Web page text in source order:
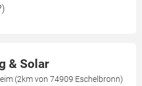
& Solar
(2km von 74909 Eschelbronn)